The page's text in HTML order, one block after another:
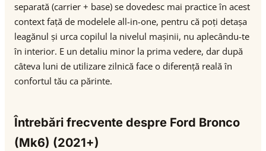
separată (carrier + base) se dovedesc mai practice în acest
context față de modelele all-in-one, pentru că poți detașa
leagănul și urca copilul la nivelul mașinii, nu aplecându-te
în interior. E un detaliu minor la prima vedere, dar după
câteva luni de utilizare zilnică face o diferență reală în
confortul tău ca părinte.
Întrebări frecvente despre Ford Bronco
(Mk6) (2021+)